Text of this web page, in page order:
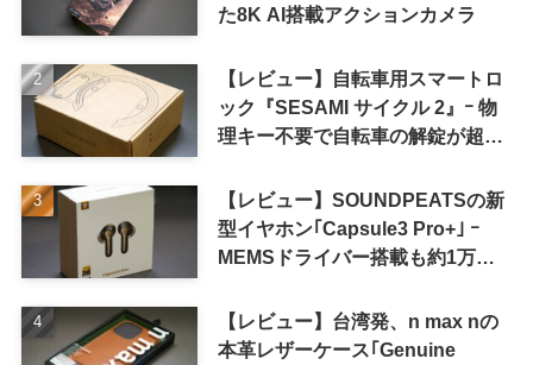
た8K AI搭載アクションカメラ
【レビュー】自転車用スマートロ
ック『SESAMI サイクル 2』ｰ 物
理キー不要で自転車の解錠が超簡
【レビュー】SOUNDPEATSの新
型イヤホン｢Capsule3 Pro+｣ ｰ
MEMSドライバー搭載も約1万円
【レビュー】台湾発、n max nの
本革レザーケース｢Genuine